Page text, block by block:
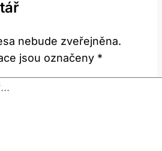
nebude zveřejněna.
jsou označeny *